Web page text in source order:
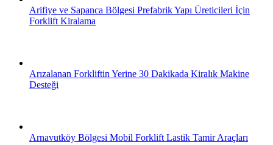
Arifiye ve Sapanca Bölgesi Prefabrik Yapı Üreticileri İçin
Forklift Kiralama
Arızalanan Forkliftin Yerine 30 Dakikada Kiralık Makine
Desteği
Arnavutköy Bölgesi Mobil Forklift Lastik Tamir Araçları